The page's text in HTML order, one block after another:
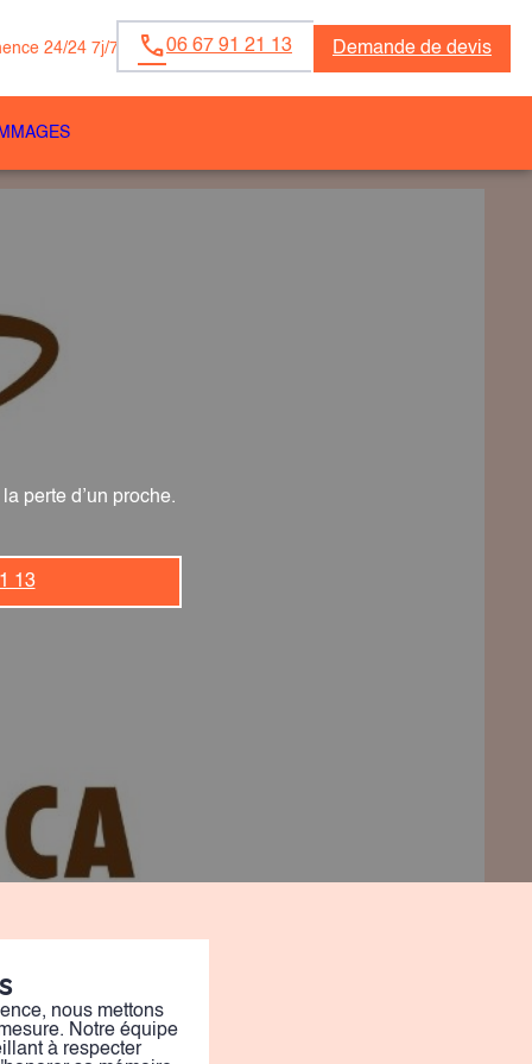
24/24 7j/7 06 67 91 21 13 Demande de devis
perte d’un proche.
13
nous mettons
Notre équipe
à respecter